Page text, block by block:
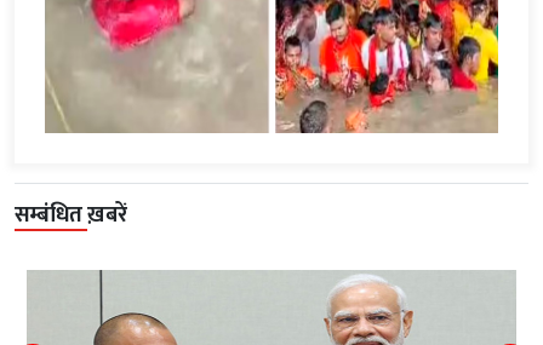
सम्बंधित ख़बरें